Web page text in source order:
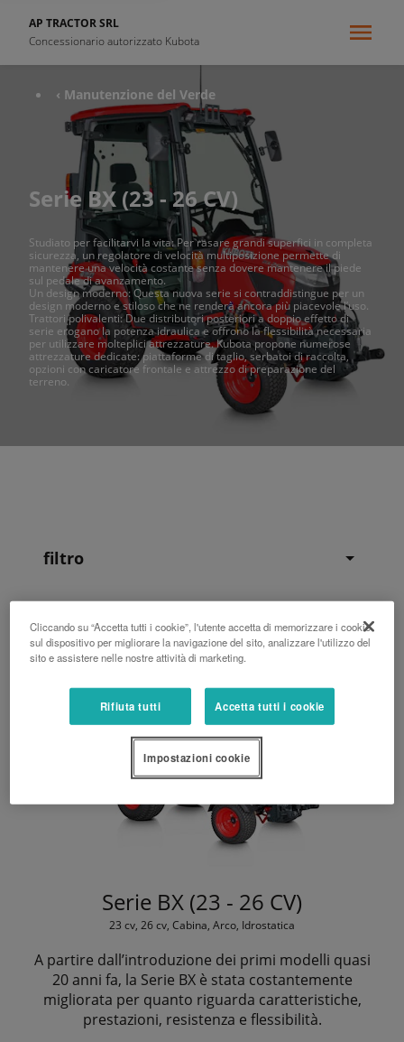
AP TRACTOR SRL
Concessionario autorizzato Kubota
‹ Manutenzione del Verde
Serie BX (23 - 26 CV)
Studiato per facilitarvi la vita: Per rasare grandi superfici in completa
sicurezza, un regolatore di velocità multiposizione permette di
mantenere una velocità costante senza dovere mantenere il piede
sul pedale di avanzamento.
Un design moderno: Questa nuova serie si contraddistingue per un
design moderno e stiloso che ne renderà ancora più piacevole l’uso.
Trattori polivalenti: Due distributori posteriori a doppio effetto di
serie erogano la potenza idraulica e offrono la flessibilità necessaria
per utilizzare molteplici attrezzature. Kubota propone numerose
attrezzature dedicate: piattaforme di taglio, serbatoi di raccolta,
opzioni con caricatore frontale e attrezzo di preparazione del
terreno.
filtro
Serie BX (23 - 26 CV)
23 cv, 26 cv, Cabina, Arco, Idrostatica
A partire dall’introduzione dei primi modelli quasi
20 anni fa, la Serie BX è stata costantemente
migliorata per quanto riguarda caratteristiche,
prestazioni, resistenza e flessibilità.
Cliccando su “Accetta tutti i cookie”, l'utente accetta di memorizzare i cookie
sul dispositivo per migliorare la navigazione del sito, analizzare l'utilizzo del
sito e assistere nelle nostre attività di marketing.
Rifiuta tutti Accetta tutti i cookie
Impostazioni cookie